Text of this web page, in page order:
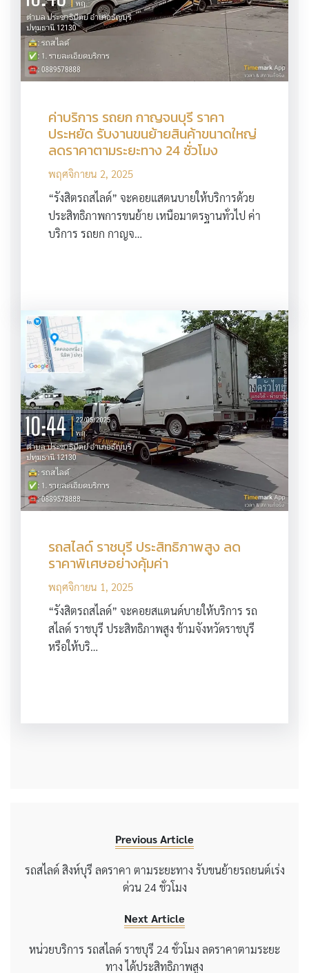
ค่าบริการ รถยก กาญจนบุรี ราคา
ประหยัด รับงานขนย้ายสินค้าขนาดใหญ่
ลดราคาตามระยะทาง 24 ชั่วโมง
พฤศจิกายน 2, 2025
“รังสิตรถสไลด์” จะคอยแสตนบายให้บริการด้วย
ประสิทธิภาพการขนย้าย เหนือมาตรฐานทั่วไป ค่า
บริการ รถยก กาญจ…
รถสไลด์ ราชบุรี ประสิทธิภาพสูง ลด
ราคาพิเศษอย่างคุ้มค่า
พฤศจิกายน 1, 2025
“รังสิตรถสไลด์” จะคอยสแตนด์บายให้บริการ รถ
สไลด์ ราชบุรี ประสิทธิภาพสูง ข้ามจังหวัดราชบุรี
หรือให้บริ…
Previous Article
รถสไลด์ สิงห์บุรี ลดราคา ตามระยะทาง รับขนย้ายรถยนต์เร่ง
ด่วน 24 ชั่วโมง
Next Article
หน่วยบริการ รถสไลด์ ราชบุรี 24 ชั่วโมง ลดราคาตามระยะ
ทาง ได้ประสิทธิภาพสูง